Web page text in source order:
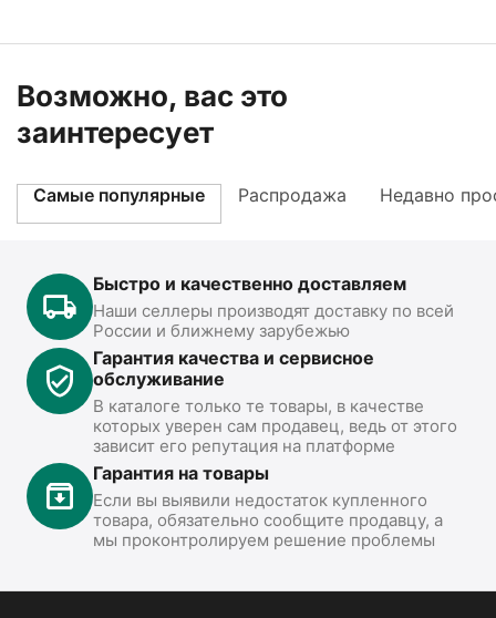
Возможно, вас это
заинтересует
Самые популярные Распродажа Недавно
Быстро и качественно доставляем
Наши селлеры производят доставку по всей
России и ближнему зарубежью
Гарантия качества и сервисное
обслуживание
В каталоге только те товары, в качестве
которых уверен сам продавец, ведь от этого
зависит его репутация на платформе
Гарантия на товары
Если вы выявили недостаток купленного
товара, обязательно сообщите продавцу, а
мы проконтролируем решение проблемы